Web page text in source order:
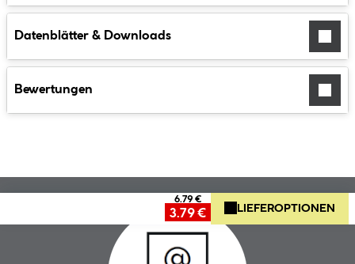
Datenblätter & Downloads
Bewertungen
6.79 €
3.79 € LIEFEROPTIONEN